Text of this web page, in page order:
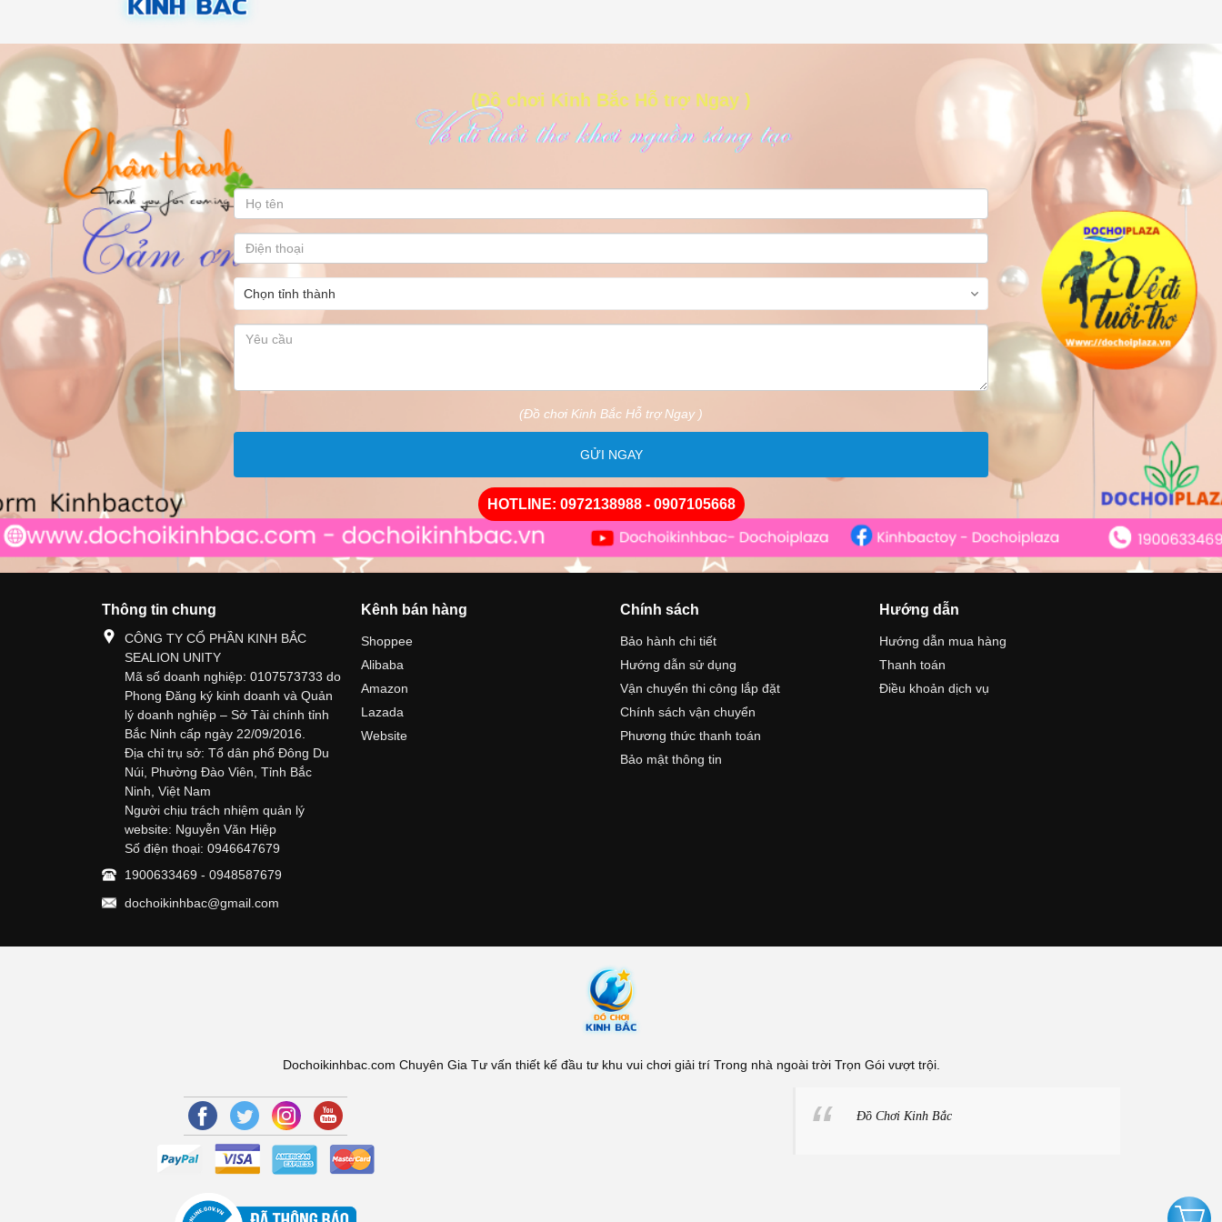
(Đồ chơi Kinh Bắc Hỗ trợ Ngay )
(Đồ chơi Kinh Bắc Hỗ trợ Ngay )
GỬI NGAY
HOTLINE: 0972138988 - 0907105668
Thông tin chung
CÔNG TY CỔ PHẦN KINH BẮC
SEALION UNITY
Mã số doanh nghiệp: 0107573733 do
Phong Đăng ký kinh doanh và Quản
lý doanh nghiệp – Sở Tài chính tỉnh
Bắc Ninh cấp ngày 22/09/2016.
Địa chỉ trụ sở: Tổ dân phố Đông Du
Núi, Phường Đào Viên, Tỉnh Bắc
Ninh, Việt Nam
Người chịu trách nhiệm quản lý
website: Nguyễn Văn Hiệp
Số điện thoại: 0946647679
1900633469 - 0948587679
dochoikinhbac@gmail.com
Kênh bán hàng
Shoppee
Alibaba
Amazon
Lazada
Website
Chính sách
Bảo hành chi tiết
Hướng dẫn sử dụng
Vận chuyển thi công lắp đặt
Chính sách vận chuyển
Phương thức thanh toán
Bảo mật thông tin
Hướng dẫn
Hướng dẫn mua hàng
Thanh toán
Điều khoản dịch vụ
Dochoikinhbac.com Chuyên Gia Tư vấn thiết kế đầu tư khu vui chơi giải trí Trong nhà ngoài trời Trọn Gói vượt trội.
Đồ Chơi Kinh Bắc